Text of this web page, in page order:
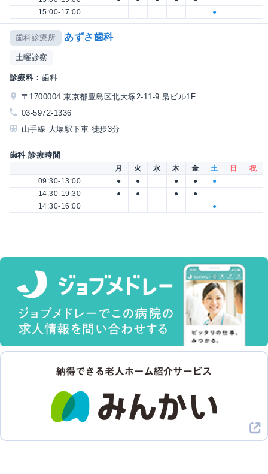
15:00-17:00
●
歯科診療所 あずさ歯科
土曜診察
診療科： 歯科
〒1700004 東京都豊島区北大塚2-11-9 梟ビル1F
03-5972-1336
山手線 大塚駅下車 徒歩3分
歯科 診療時間
月 火 水 木 金 土 日
祝
09:30-13:00
● ● ● ●
●
14:30-19:30
● ● ●
●
14:30-16:00
●